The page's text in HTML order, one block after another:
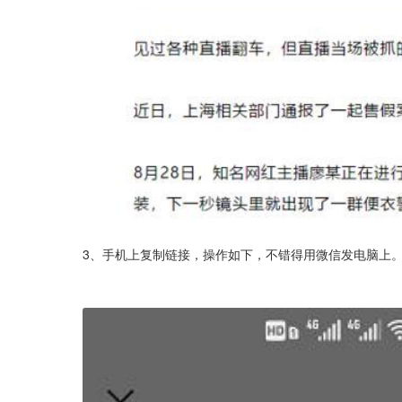
3、手机上复制链接，操作如下，不错得用微信发电脑上